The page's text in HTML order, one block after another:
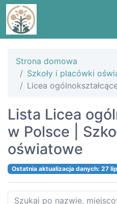
Strona domowa
Szkoły i placówki
Licea
Lista Licea
w Polsce |
oświatowe
Ostatnia aktualizacja danych: 27